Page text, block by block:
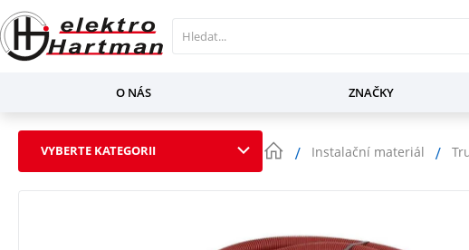
O NÁS ZNAČKY
VYBERTE KATEGORII Instalační materiál